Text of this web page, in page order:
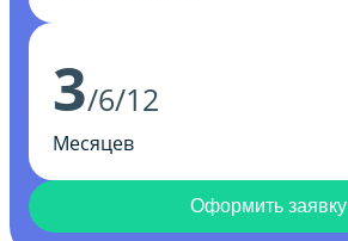
3/6/12
Месяцев
Оформить заявку